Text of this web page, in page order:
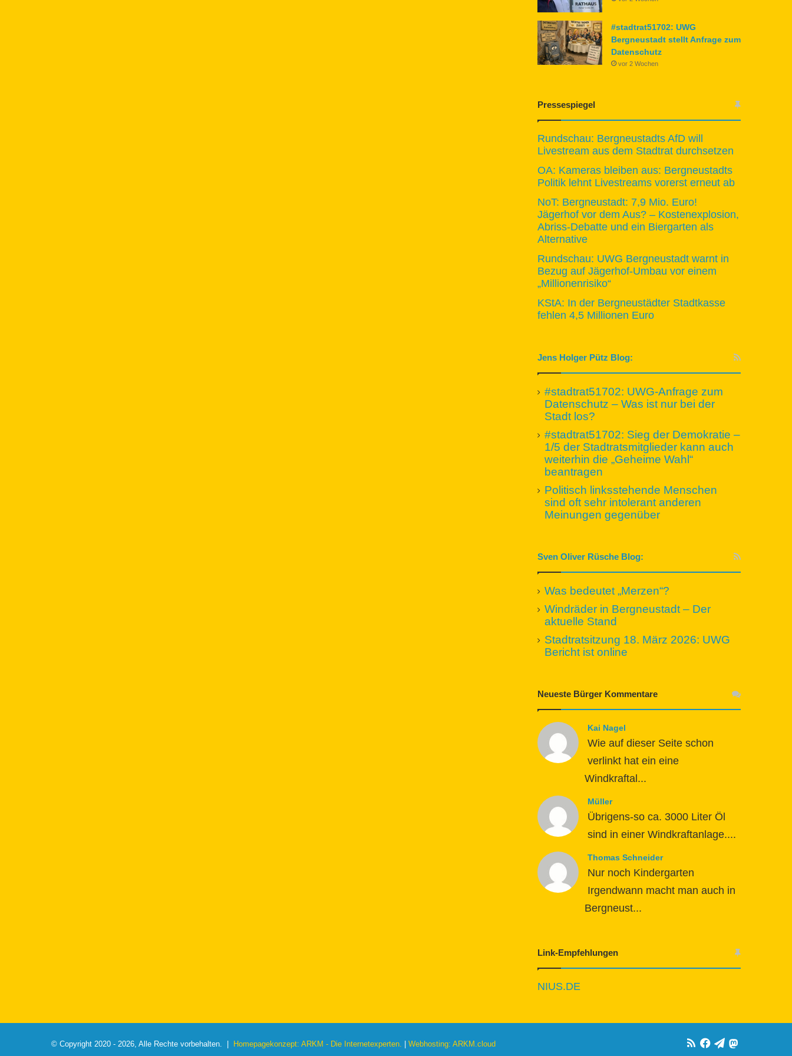
#stadtrat51702: UWG
Bergneustadt stellt Anfrage zum
Datenschutz
vor 2 Wochen
Pressespiegel
Rundschau: Bergneustadts AfD will
Livestream aus dem Stadtrat durchsetzen
OA: Kameras bleiben aus: Bergneustadts
Politik lehnt Livestreams vorerst erneut ab
NoT: Bergneustadt: 7,9 Mio. Euro!
Jägerhof vor dem Aus? – Kostenexplosion,
Abriss-Debatte und ein Biergarten als
Alternative
Rundschau: UWG Bergneustadt warnt in
Bezug auf Jägerhof-Umbau vor einem
„Millionenrisiko“
KStA: In der Bergneustädter Stadtkasse
fehlen 4,5 Millionen Euro
Jens Holger Pütz Blog:
#stadtrat51702: UWG-Anfrage zum
Datenschutz – Was ist nur bei der
Stadt los?
#stadtrat51702: Sieg der Demokratie –
1/5 der Stadtratsmitglieder kann auch
weiterhin die „Geheime Wahl“
beantragen
Politisch linksstehende Menschen
sind oft sehr intolerant anderen
Meinungen gegenüber
Sven Oliver Rüsche Blog:
Was bedeutet „Merzen“?
Windräder in Bergneustadt – Der
aktuelle Stand
Stadtratsitzung 18. März 2026: UWG
Bericht ist online
Neueste Bürger Kommentare
Kai Nagel
Wie auf dieser Seite schon
verlinkt hat ein eine
Windkraftal...
Müller
Übrigens-so ca. 3000 Liter Öl
sind in einer Windkraftanlage....
Thomas Schneider
Nur noch Kindergarten
Irgendwann macht man auch in
Bergneust...
Link-Empfehlungen
NIUS.DE
© Copyright 2020 - 2026, Alle Rechte vorbehalten. | Homepagekonzept: ARKM - Die Internetexperten. Webhosting: ARKM.cloud RSSFacebook
Telegram